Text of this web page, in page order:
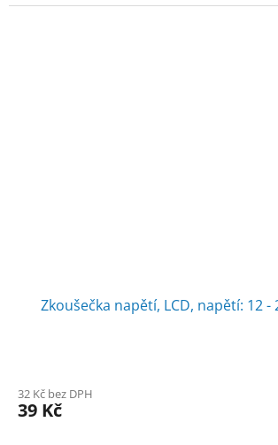
Zkoušečka napětí, LCD, napětí: 12 -
32 Kč bez DPH
39 Kč